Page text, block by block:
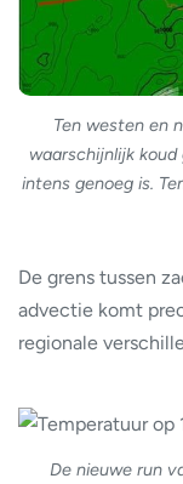
Ten westen en
waarschijnlijk
intens genoeg is.
De grens tussen
advectie komt
regionale
De nieuwe run